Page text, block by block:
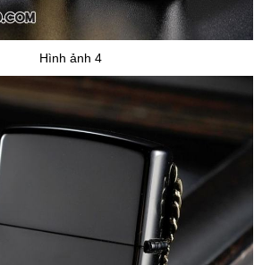
Hình ảnh 4